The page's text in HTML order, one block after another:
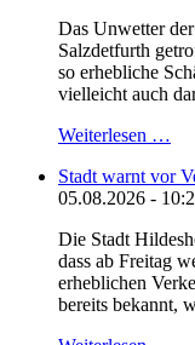
Das Unwetter
Salzdetfurth
so erhebliche
vielleicht auch
Weiterlesen …
Stadt warnt vor
05.08.2026 -
Die Stadt
dass ab Freitag
erheblichen
bereits bekannt,